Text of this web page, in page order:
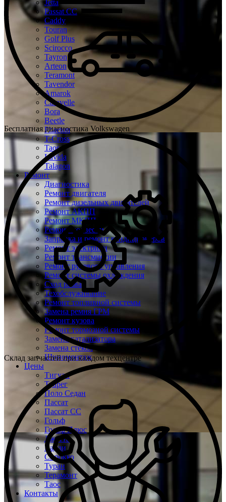
Jetta
Passat CC
Caddy
Touran
Golf Plus
Scirocco
Tayron
Arteon
Teramont
Tavendor
Amarok
Caravelle
Bora
Beetle
Phaeton
T-Cross
Taos
Lavida
Talagon
Ремонт
Диагностика
Ремонт двигателя
Ремонт дизельных двигателей
Ремонт АКПП
Ремонт МКПП
Ремонт подвески
Заправка и ремонт кондиционеров
Ремонт электрики
Ремонт трансмиссии
Ремонт рулевого управления
Ремонт системы охлаждения
Сход развал
Техобслуживание
Ремонт топливной системы
Замена ремня ГРМ
Ремонт кузова
Ремонт тормозной системы
Замена катализатора
Замена стекол
Шиномонтаж
Цены
Тигуан
Туарег
Поло Седан
Пассат
Пассат СС
Гольф
Гольф Плюс
Джетта
Кадди
Сирокко
Туран
Терамонт
Таос
Контакты
Бесплатная диагностика Volkswagen
Склад запчастей при каждом техцентре